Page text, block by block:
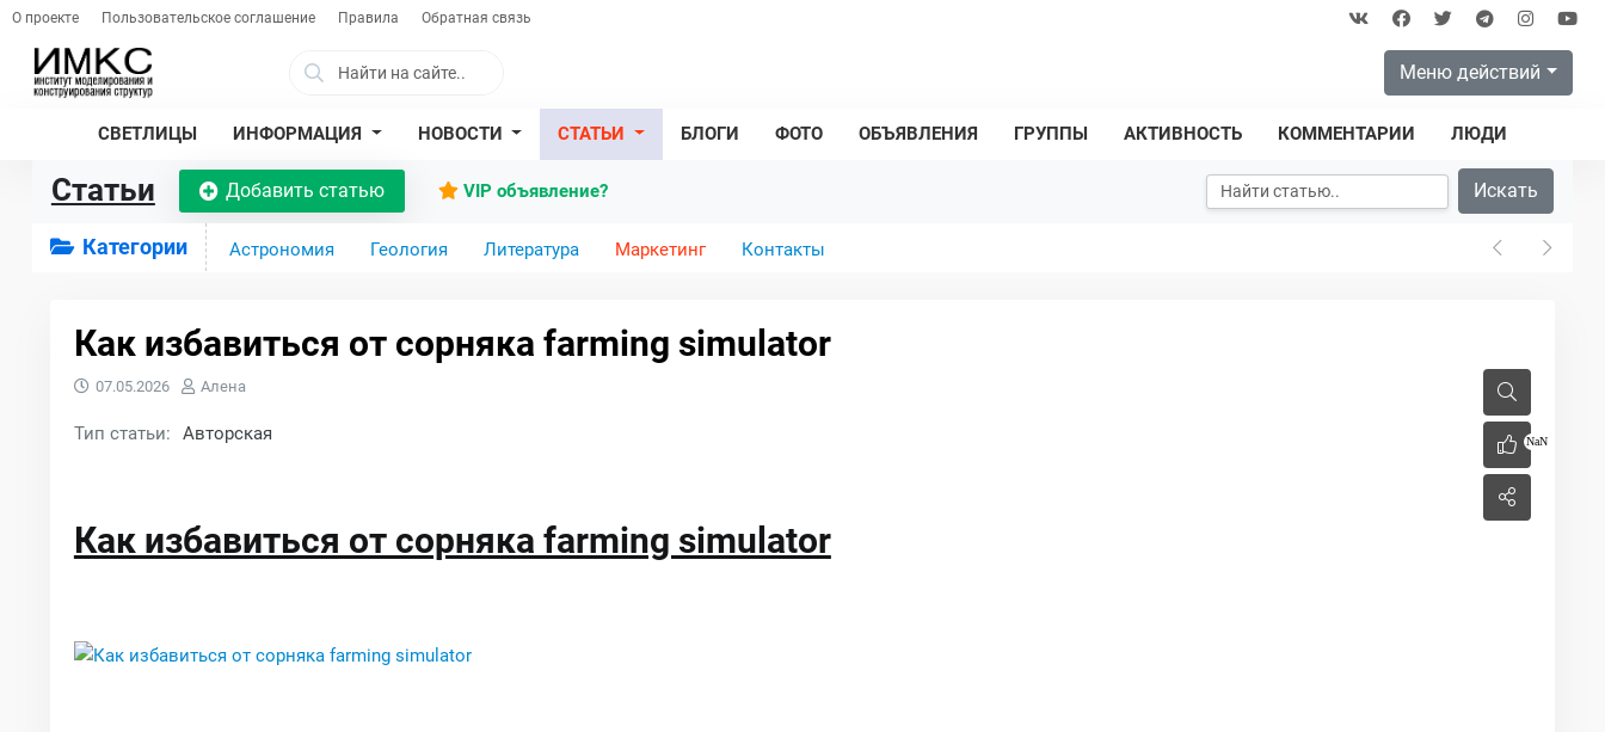
О проекте Пользовательское соглашение Правила Обратная связь
Меню действий
СВЕТЛИЦЫ ИНФОРМАЦИЯ НОВОСТИ СТАТЬИ БЛОГИ ФОТО ОБЪЯВЛЕНИЯ ГРУППЫ АКТИВНОСТЬ КОММЕНТАРИИ ЛЮДИ
Статьи Добавить статью VIP объявление? Искать
Категории Астрономия Геология Литература Маркетинг Контакты
Как избавиться от сорняка farming simulator
NaN
07.05.2026 Алена
Тип статьи: Авторская
Как избавиться от сорняка farming simulator